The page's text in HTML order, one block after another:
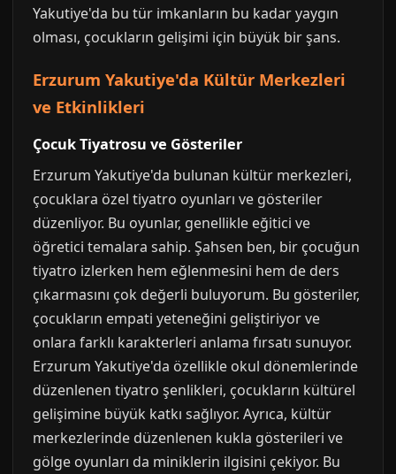
Yakutiye'da bu tür imkanların bu kadar yaygın
olması, çocukların gelişimi için büyük bir şans.
Erzurum Yakutiye'da Kültür Merkezleri
ve Etkinlikleri
Çocuk Tiyatrosu ve Gösteriler
Erzurum Yakutiye'da bulunan kültür merkezleri,
çocuklara özel tiyatro oyunları ve gösteriler
düzenliyor. Bu oyunlar, genellikle eğitici ve
öğretici temalara sahip. Şahsen ben, bir çocuğun
tiyatro izlerken hem eğlenmesini hem de ders
çıkarmasını çok değerli buluyorum. Bu gösteriler,
çocukların empati yeteneğini geliştiriyor ve
onlara farklı karakterleri anlama fırsatı sunuyor.
Erzurum Yakutiye'da özellikle okul dönemlerinde
düzenlenen tiyatro şenlikleri, çocukların kültürel
gelişimine büyük katkı sağlıyor. Ayrıca, kültür
merkezlerinde düzenlenen kukla gösterileri ve
gölge oyunları da miniklerin ilgisini çekiyor. Bu